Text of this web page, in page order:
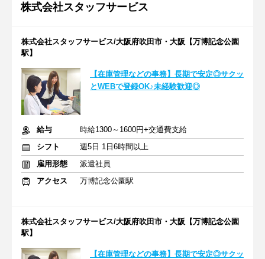
株式会社スタッフサービス
株式会社スタッフサービス/大阪府吹田市・大阪【万博記念公園
駅】
【在庫管理などの事務】長期で安定◎サクッ
とWEBで登録OK♪未経験歓迎◎
給与
時給1300～1600円+交通費支給
シフト
週5日 1日6時間以上
雇用形態
派遣社員
アクセス
万博記念公園駅
株式会社スタッフサービス/大阪府吹田市・大阪【万博記念公園
駅】
【在庫管理などの事務】長期で安定◎サクッ